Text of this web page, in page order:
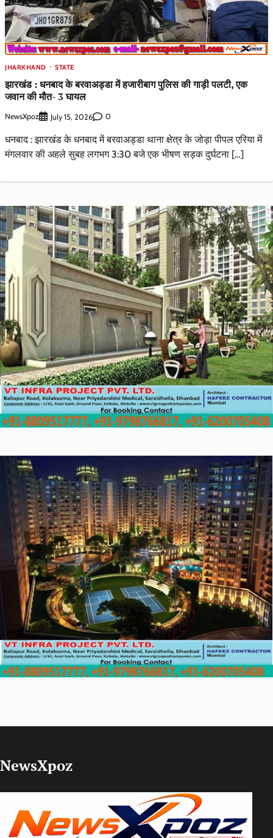
JHARKHAND STATE
झारखंड : धनबाद के बरवाअड्डा में हजारीबाग पुलिस की गाड़ी पलटी, एक
जवान की मौत- 3 घायल
NewsXpoz July 15, 2026 0
धनबाद : झारखंड के धनबाद में बरवाअड्डा थाना क्षेत्र के जोड़ा पीपल एरिया में
मंगलवार की अहले सुबह लगभग 3:30 बजे एक भीषण सड़क दुर्घटना […]
NewsXpoz